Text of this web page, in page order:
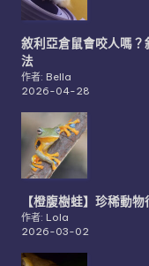
敘利亞倉鼠會咬人嗎
法
作者: Bella
2026-04-28
【橙腹樹蛙】珍稀動
作者: Lola
2026-03-02